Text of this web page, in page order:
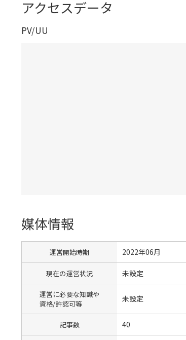
アクセスデータ
PV/UU
媒体情報
運営開始時期 2022年06月
現在の運営状況 未設定
運営に必要な知識や
資格/許認可等
未設定
記事数 40